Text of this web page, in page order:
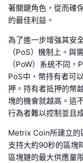
著關鍵角色，從而確
的最佳利益。
為了進一步增強其安
（PoS）機制上。與
（PoW）系統不同
PoS中，幣持有者可
押。持有者抵押的幣
塊的機會就越高。這
行為者難以控制並且
Metrix Coin所建立的
支持大約90秒的區塊
區塊鏈的最大供應量